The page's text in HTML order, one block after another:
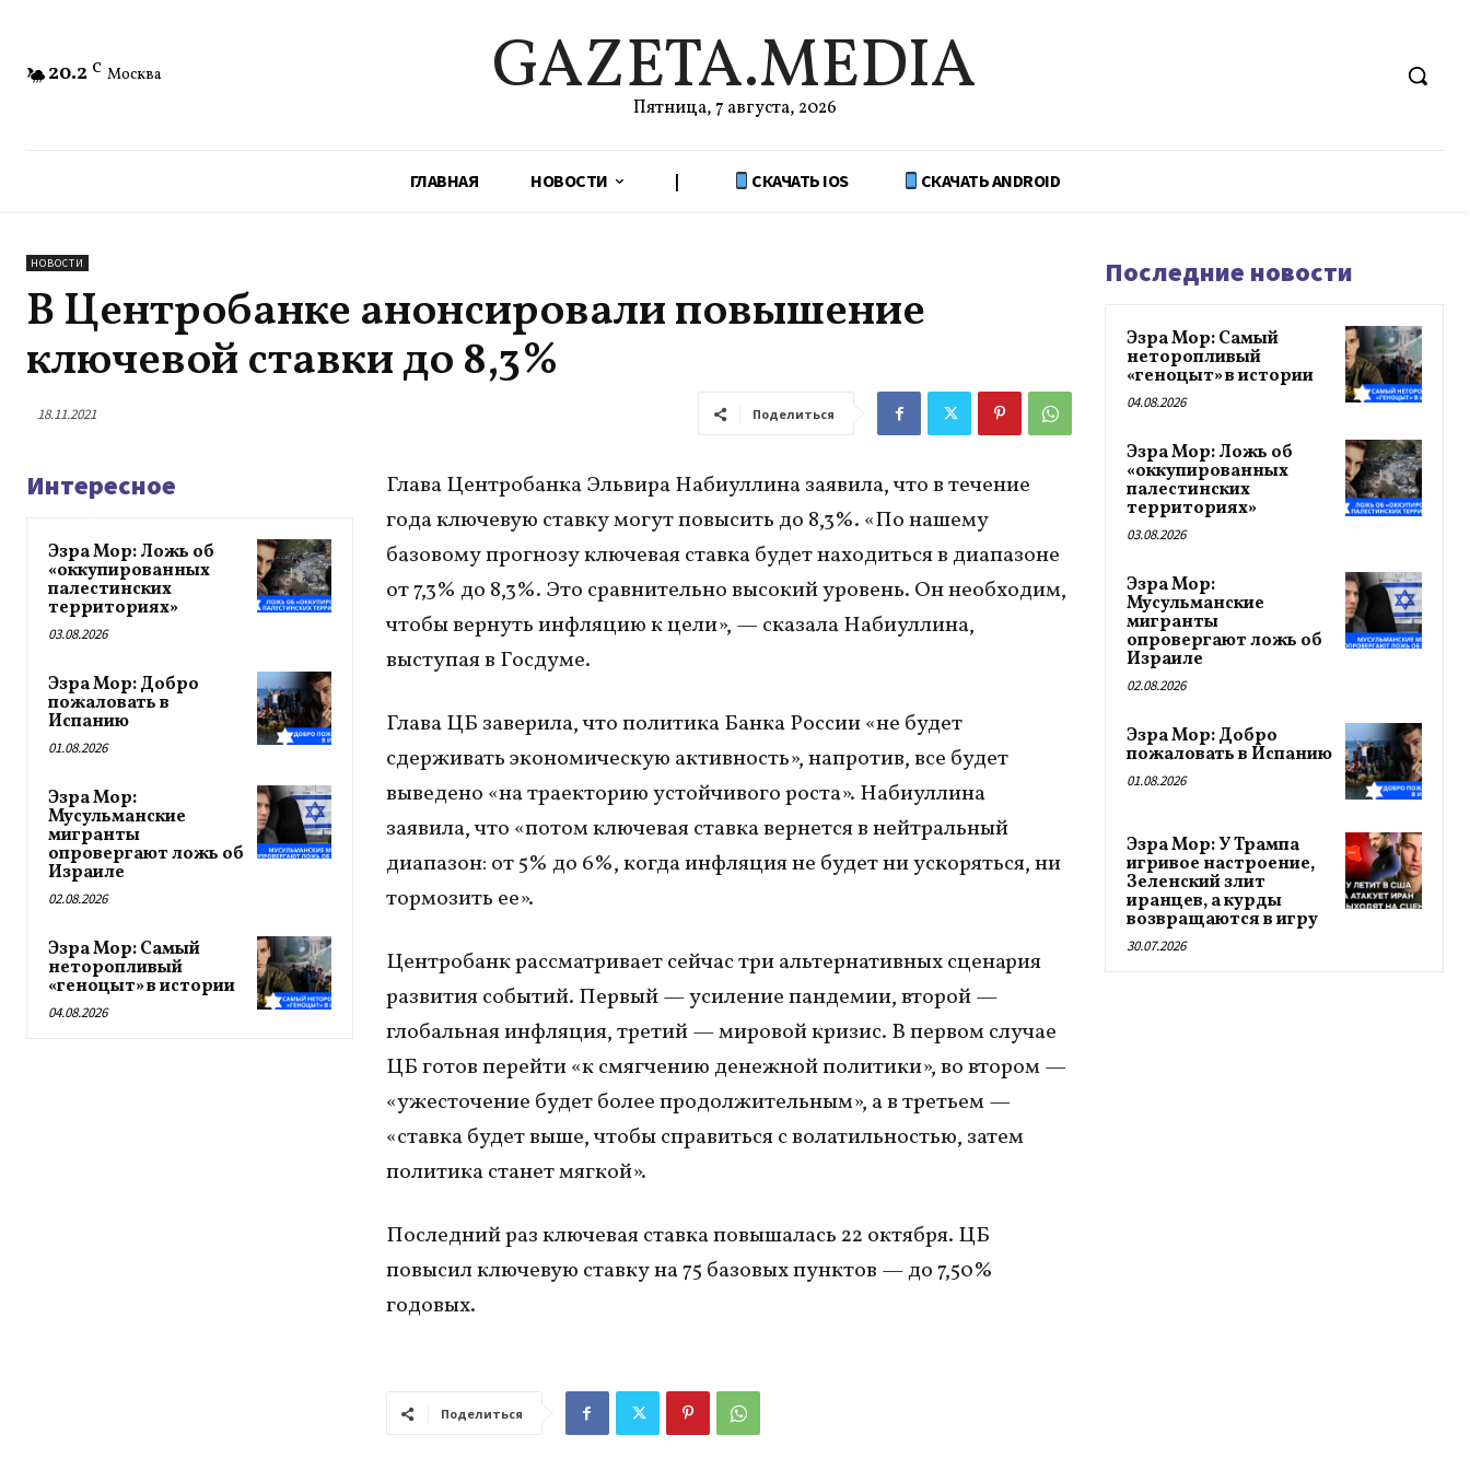
20.2 C Москва GAZETA.MEDIA
Пятница, 7 августа, 2026
ГЛАВНАЯ НОВОСТИ | СКАЧАТЬ IOS СКАЧАТЬ ANDROID
НОВОСТИ
В Центробанке анонсировали повышение
ключевой ставки до 8,3%
18.11.2021 Поделиться
Интересное
Эзра Мор: Ложь об
«оккупированных
палестинских
территориях»
03.08.2026
Эзра Мор: Добро
пожаловать в
Испанию
01.08.2026
Эзра Мор:
Мусульманские
мигранты
опровергают ложь об
Израиле
02.08.2026
Эзра Мор: Самый
неторопливый
«геноцыт» в истории
04.08.2026
Глава Центробанка Эльвира Набиуллина заявила, что в течение
года ключевую ставку могут повысить до 8,3%. «По нашему
базовому прогнозу ключевая ставка будет находиться в диапазоне
от 7,3% до 8,3%. Это сравнительно высокий уровень. Он необходим,
чтобы вернуть инфляцию к цели», — сказала Набиуллина,
выступая в Госдуме.
Глава ЦБ заверила, что политика Банка России «не будет
сдерживать экономическую активность», напротив, все будет
выведено «на траекторию устойчивого роста». Набиуллина
заявила, что «потом ключевая ставка вернется в нейтральный
диапазон: от 5% до 6%, когда инфляция не будет ни ускоряться, ни
тормозить ее».
Центробанк рассматривает сейчас три альтернативных сценария
развития событий. Первый — усиление пандемии, второй —
глобальная инфляция, третий — мировой кризис. В первом случае
ЦБ готов перейти «к смягчению денежной политики», во втором —
«ужесточение будет более продолжительным», а в третьем —
«ставка будет выше, чтобы справиться с волатильностью, затем
политика станет мягкой».
Последний раз ключевая ставка повышалась 22 октября. ЦБ
повысил ключевую ставку на 75 базовых пунктов — до 7,50%
годовых.
Поделиться
Последние новости
Эзра Мор: Самый
неторопливый
«геноцыт» в истории
04.08.2026
Эзра Мор: Ложь об
«оккупированных
палестинских
территориях»
03.08.2026
Эзра Мор:
Мусульманские
мигранты
опровергают ложь об
Израиле
02.08.2026
Эзра Мор: Добро
пожаловать в Испанию
01.08.2026
Эзра Мор: У Трампа
игривое настроение,
Зеленский злит
иранцев, а курды
возвращаются в игру
30.07.2026